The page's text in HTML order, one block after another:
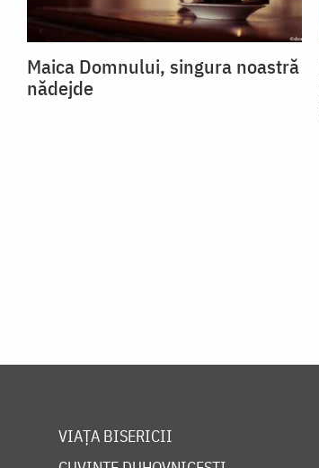
Maica Domnului, singura noastră
nădejde
VIAȚA BISERICII